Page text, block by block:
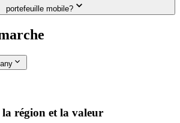
portefeuille mobile?
la région et la valeur